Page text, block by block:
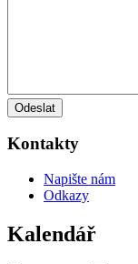
Odeslat
Kontakty
Napište nám
Odkazy
Kalendář